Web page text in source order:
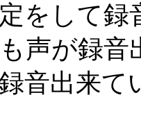
をして録
声が録
音出来て